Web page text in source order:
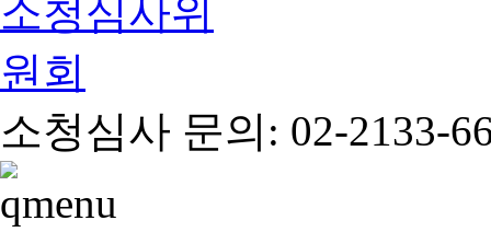
소청심사 문의: 02-2133-